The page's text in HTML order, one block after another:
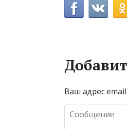
Ваш адрес